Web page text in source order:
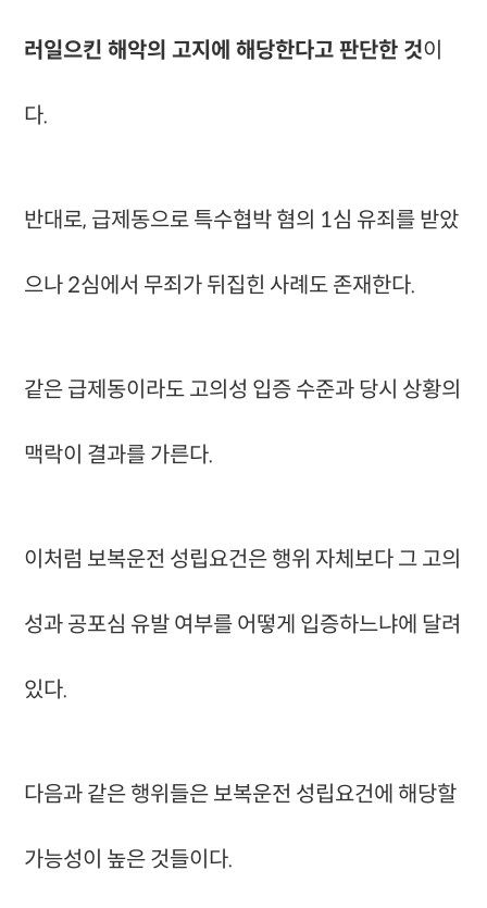
러일으킨 해악의 고지에 해당한다고 판단한 것이
다.
반대로, 급제동으로 특수협박 혐의 1심 유죄를 받았
으나 2심에서 무죄가 뒤집힌 사례도 존재한다.
같은 급제동이라도 고의성 입증 수준과 당시 상황의
맥락이 결과를 가른다.
이처럼 보복운전 성립요건은 행위 자체보다 그 고의
성과 공포심 유발 여부를 어떻게 입증하느냐에 달려
있다.
다음과 같은 행위들은 보복운전 성립요건에 해당할
가능성이 높은 것들이다.